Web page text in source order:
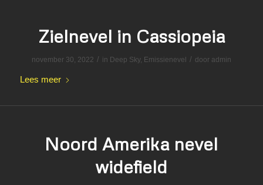
Zielnevel in Cassiopeia
november 30, 2022 / in Deep Sky, Emissienevel / door admin
Lees meer
Noord Amerika nevel
widefield